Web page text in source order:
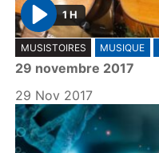
P
l
a
y
1 H
MUSISTOIRES MUSIQUE
29 novembre 2017
29 Nov 2017